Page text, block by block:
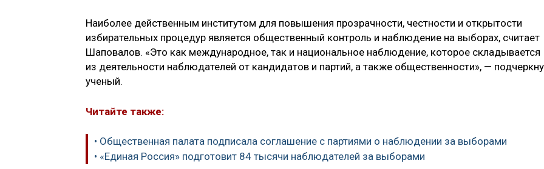
Наиболее действенным институтом для повышения прозрачности, честности и открытости
избирательных процедур является общественный контроль и наблюдение на выборах, считает
Шаповалов. «Это как международное, так и национальное наблюдение, которое складывается
из деятельности наблюдателей от кандидатов и партий, а также общественности», —
ученый.
Читайте также:
• Общественная палата подписала соглашение с партиями о наблюдении за выборами
• «Единая Россия» подготовит 84 тысячи наблюдателей за выборами